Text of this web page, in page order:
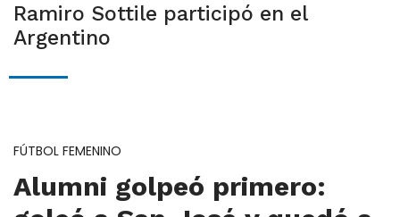
Ramiro Sottile participó en el
Argentino
FÚTBOL FEMENINO
Alumni golpeó primero: